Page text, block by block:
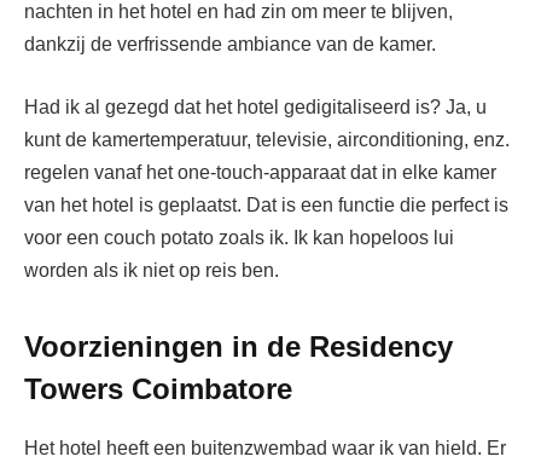
nachten in het hotel en had zin om meer te blijven,
dankzij de verfrissende ambiance van de kamer.
Had ik al gezegd dat het hotel gedigitaliseerd is? Ja, u
kunt de kamertemperatuur, televisie, airconditioning, enz.
regelen vanaf het one-touch-apparaat dat in elke kamer
van het hotel is geplaatst. Dat is een functie die perfect is
voor een couch potato zoals ik. Ik kan hopeloos lui
worden als ik niet op reis ben.
Voorzieningen in de Residency
Towers Coimbatore
Het hotel heeft een buitenzwembad waar ik van hield. Er